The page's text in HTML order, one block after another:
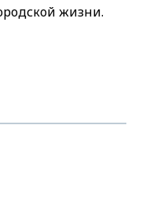
жизни.